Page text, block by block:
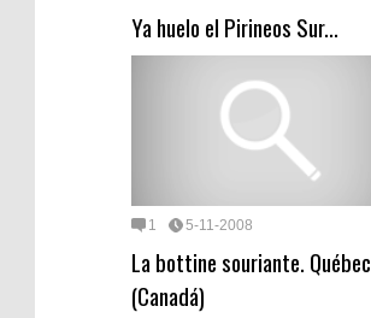
Ya huelo el Pirineos Sur...
1 5-11-2008
La bottine souriante. Québec
(Canadá)